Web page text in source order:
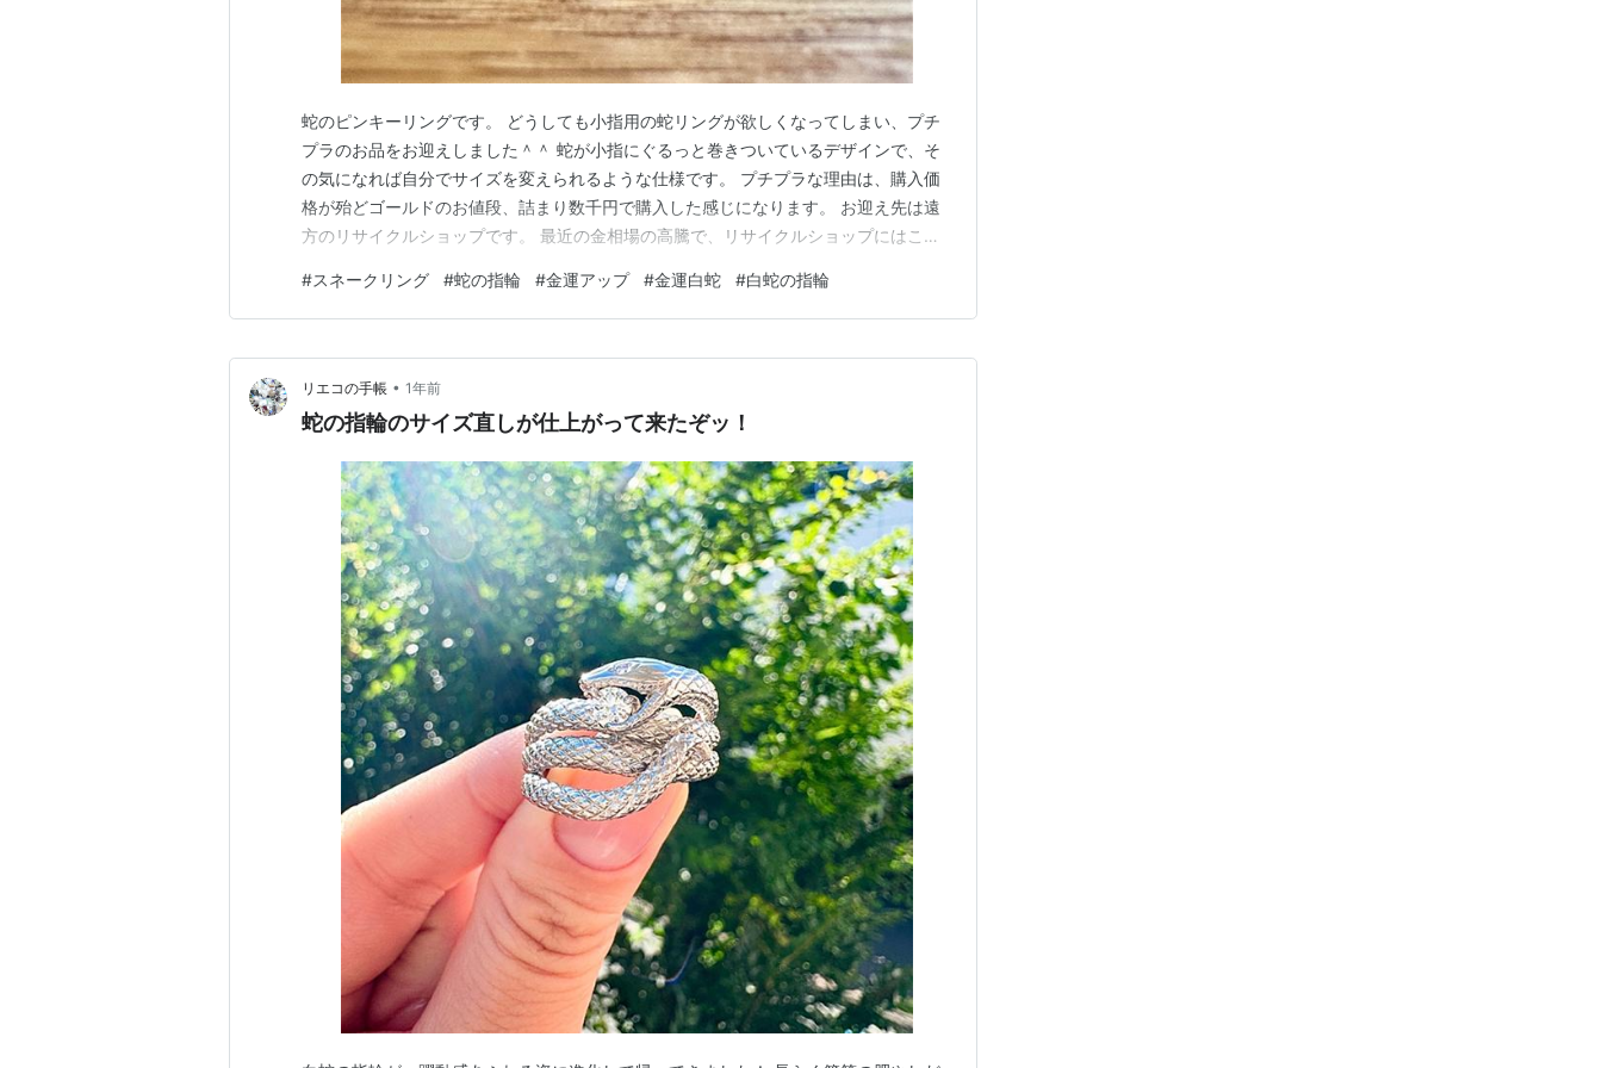
蛇のピンキーリングです。 どうしても小指用の蛇リングが欲しくなってしまい、プチ
プラのお品をお迎えしました＾＾ 蛇が小指にぐるっと巻きついているデザインで、そ
の気になれば自分でサイズを変えられるような仕様です。 プチプラな理由は、購入価
格が殆どゴールドのお値段、詰まり数千円で購入した感じになります。 お迎え先は遠
方のリサイクルショップです。 最近の金相場の高騰で、リサイクルショップにはこう
きたかったのですが、飛行機を使わないと見に行けない場所だった事と、微妙だった場
合でも少し寝かせて売却すればプラスになりそうだったため…
#スネークリング #蛇の指輪 #金運アップ #金運白蛇 #白蛇の指輪
リエコの手帳 • 1年前
蛇の指輪のサイズ直しが仕上がって来たぞッ！